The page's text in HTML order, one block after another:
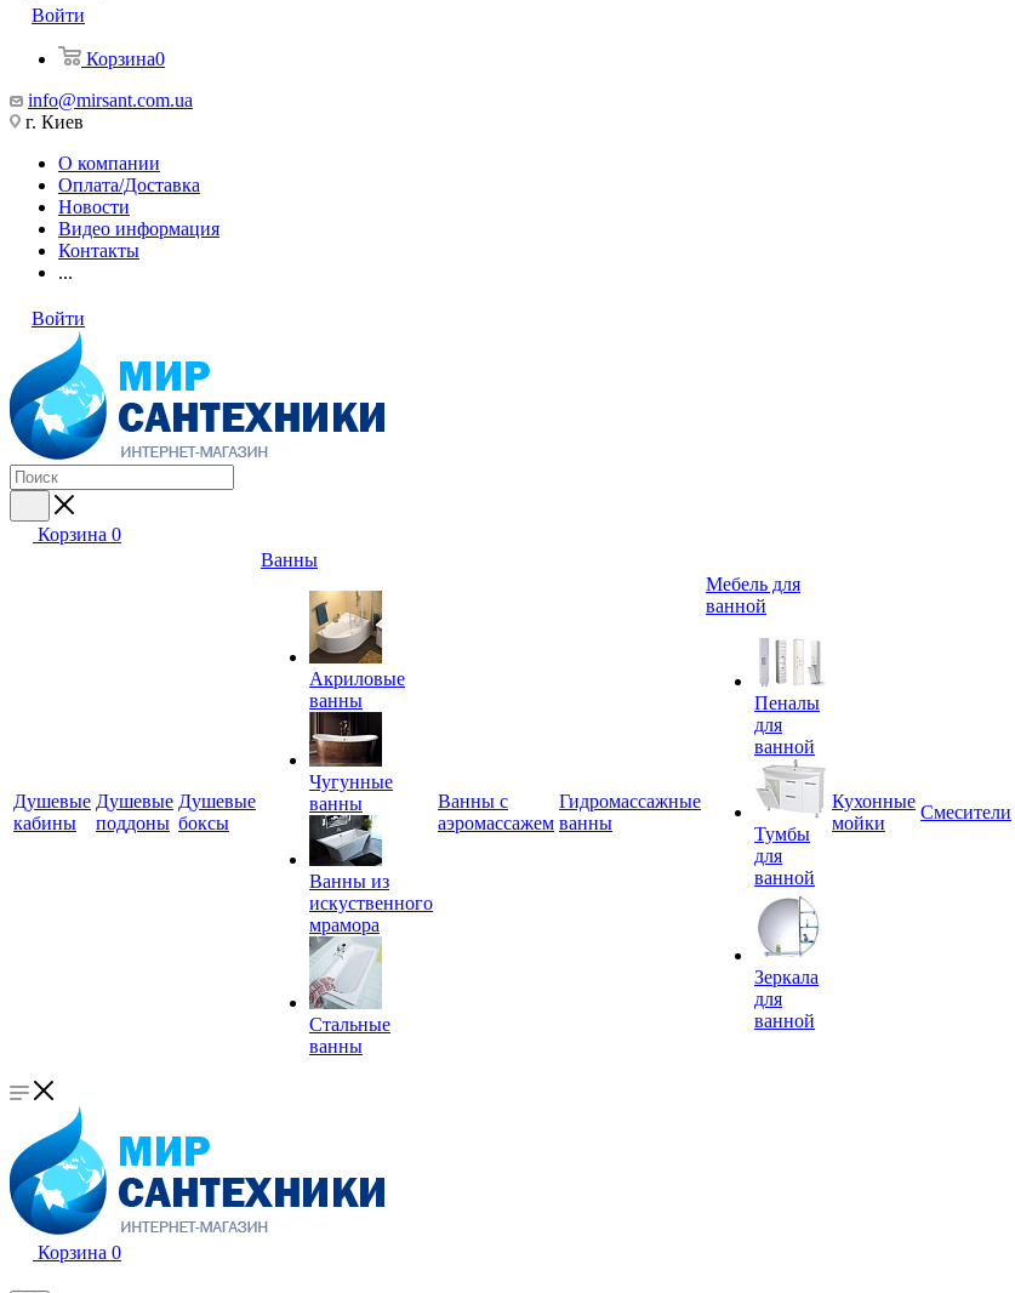
Войти
Корзина0
info@mirsant.com.ua
г. Киев
О компании
Оплата/Доставка
Новости
Видео информация
Контакты
...
Войти
Корзина 0
Душевые
кабины
Душевые
поддоны
Душевые
боксы
Ванны
Акриловые
ванны
Чугунные
ванны
Ванны из
искуственного
мрамора
Стальные
ванны
Ванны с
аэромассажем
Гидромассажные
ванны
Мебель для
ванной
Пеналы
для
ванной
Тумбы
для
ванной
Зеркала
для
ванной
Кухонные
мойки
Смесители
Корзина 0